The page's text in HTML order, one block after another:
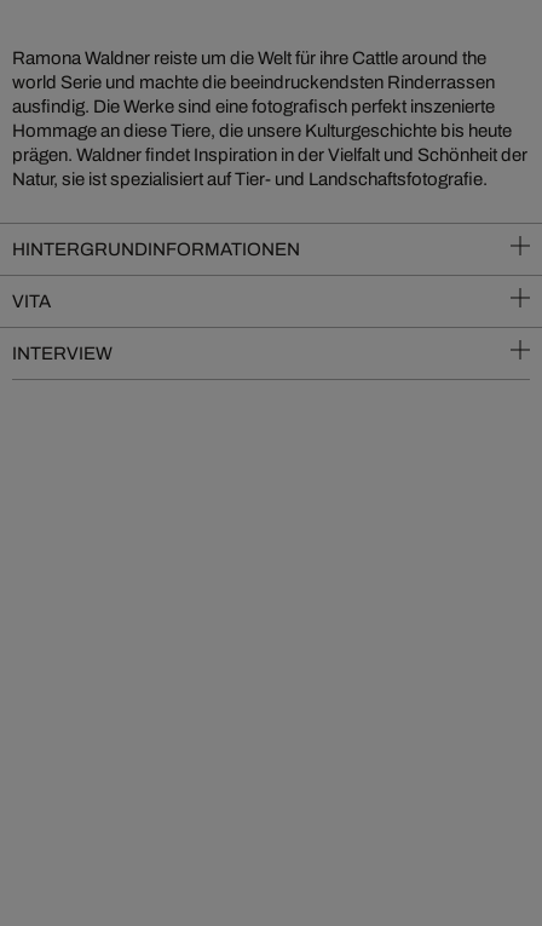
Ramona Waldner reiste um die Welt für ihre Cattle around the
world Serie und machte die beeindruckendsten Rinderrassen
ausfindig. Die Werke sind eine fotografisch perfekt inszenierte
Hommage an diese Tiere, die unsere Kulturgeschichte bis heute
prägen. Waldner findet Inspiration in der Vielfalt und Schönheit der
Natur, sie ist spezialisiert auf Tier- und Landschaftsfotografie.
HINTERGRUNDINFORMATIONEN
VITA
INTERVIEW